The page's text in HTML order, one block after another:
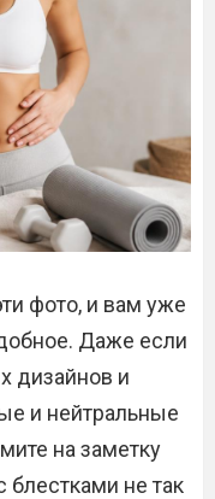
фото, и вам уже
Даже если
дизайнов и
и нейтральные
на заметку
блестками не так